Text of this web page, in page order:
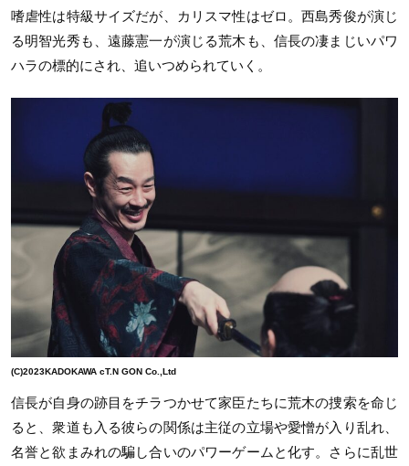
嗜虐性は特級サイズだが、カリスマ性はゼロ。西島秀俊が演じ
る明智光秀も、遠藤憲一が演じる荒木も、信長の凄まじいパワ
ハラの標的にされ、追いつめられていく。
(C)2023KADOKAWA cT.N GON Co.,Ltd
信長が自身の跡目をチラつかせて家臣たちに荒木の捜索を命じ
ると、衆道も入る彼らの関係は主従の立場や愛憎が入り乱れ、
名誉と欲まみれの騙し合いのパワーゲームと化す。さらに乱世